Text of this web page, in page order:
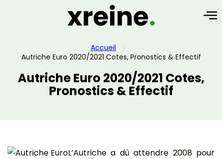
Accueil
Autriche Euro 2020/2021 Cotes, Pronostics & Effectif
Autriche Euro 2020/2021 Cotes,
Pronostics & Effectif
L’Autriche a dû attendre 2008 pour